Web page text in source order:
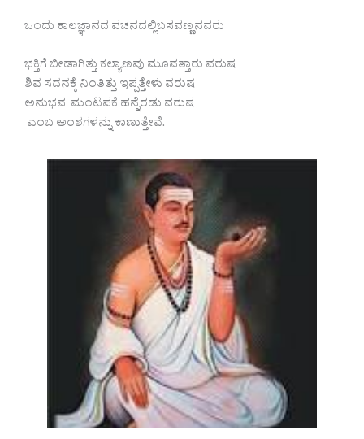
ಒಂದು ಕಾಲಜ್ಞಾನದ ವಚನದಲ್ಲಿಬಸವಣ್ಣನವರು
ಭಕ್ತಿಗೆ ಬೀಡಾಗಿತ್ತು ಕಲ್ಯಾಣವು ಮೂವತ್ತಾರು ವರುಷ
ಶಿವ ಸದನಕ್ಕೆ ನಿಂತಿತ್ತು ಇಪ್ಪತ್ತೇಳು ವರುಷ
ಅನುಭವ ಮಂಟಪಕೆ ಹನ್ನೆರಡು ವರುಷ
ಎಂಬ ಅಂಶಗಳನ್ನು ಕಾಣುತ್ತೇವೆ.